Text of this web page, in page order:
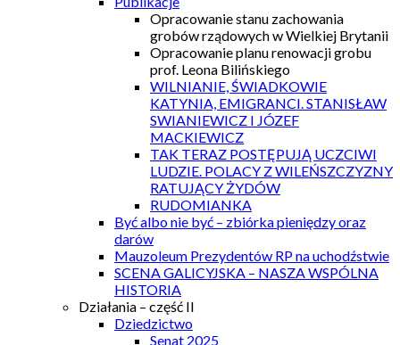
Opracowanie stanu zachowania
grobów rządowych w Wielkiej Brytanii
Opracowanie planu renowacji grobu
prof. Leona Bilińskiego
WILNIANIE, ŚWIADKOWIE
KATYNIA, EMIGRANCI. STANISŁAW
SWIANIEWICZ I JÓZEF
MACKIEWICZ
TAK TERAZ POSTĘPUJĄ UCZCIWI
LUDZIE. POLACY Z WILEŃSZCZYZNY
RATUJĄCY ŻYDÓW
RUDOMIANKA
Być albo nie być – zbiórka pieniędzy oraz
darów
Mauzoleum Prezydentów RP na uchodźstwie
SCENA GALICYJSKA – NASZA WSPÓLNA
HISTORIA
Działania – część II
Dziedzictwo
Senat 2025